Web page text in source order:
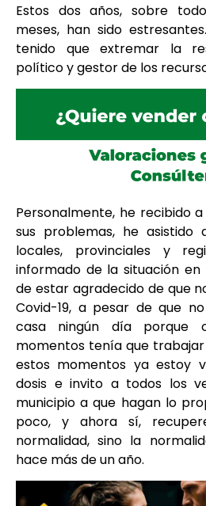
Estos dos años, sobre
meses, han sido
tenido que extremar la
político y gestor de los
Personalmente, he recibido
sus problemas, he asistido
locales, provinciales y
informado de la situación
de estar agradecido de que
Covid-19, a pesar de que
casa ningún día porque
momentos tenía que trabajar
estos momentos ya estoy
dosis e invito a todos los
municipio a que hagan lo
poco, y ahora sí,
normalidad, sino la
hace más de un año.